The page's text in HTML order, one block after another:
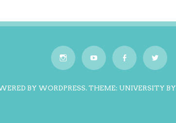
BY WORDPRESS.THEME: UNIVERSITY BY